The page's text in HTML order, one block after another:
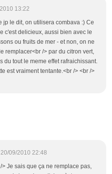
13:22
jp le dit, on utilisera combava :) Ce
c'est delicieux, aussi bien avec le
ou fruits de mer - et non, on ne
remplacer<br /> par du citron vert,
du tout le meme effet rafraichissant.
est vraiment tentante.<br /> <br />
20/09/2010 22:48
> Je sais que ça ne remplace pas,